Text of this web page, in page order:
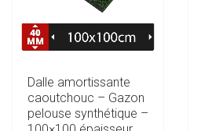
Dalle amortissante
caoutchouc – Gazon
pelouse synthétique –